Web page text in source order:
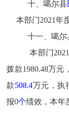
十、噶尔县
本部门2021年
十一 、噶
本部门
拨款1980.48万元
款508.4万元，执
报0个绩效 ，本年